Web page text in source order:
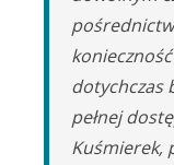
dotychczas
pełnej
Kuśmierek,